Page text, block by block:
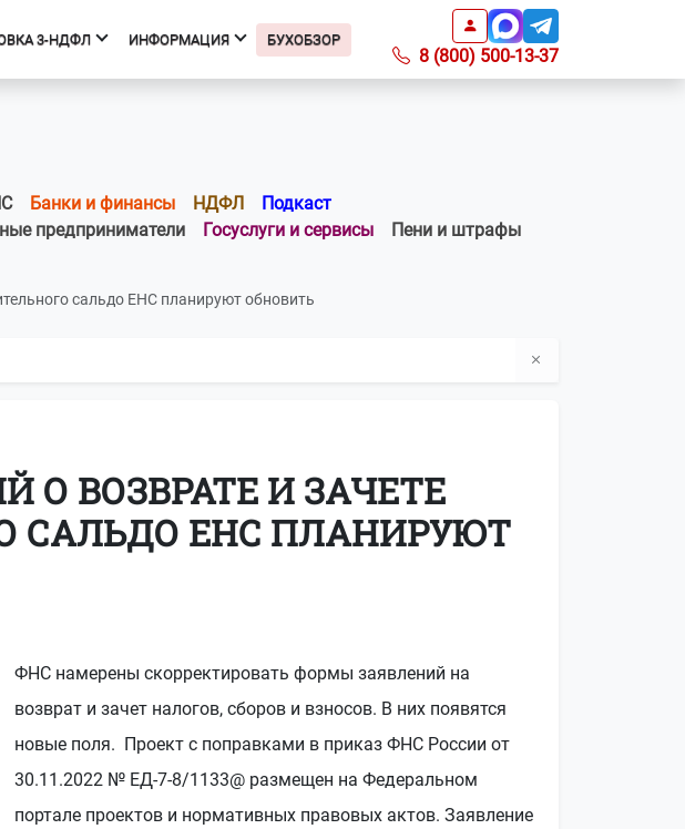
3-НДФЛ ИНФОРМАЦИЯ БУХОБЗОР
8 (800) 500-13-37
вычет
Образцы заявлений
Получить доверенность
Список регионов с ПСН по
Банки и финансы НДФЛ
Подкаст
предприниматели Госуслуги и сервисы
Пени и штрафы
сальдо ЕНС планируют обновить
О ВОЗВРАТЕ И ЗАЧЕТЕ
САЛЬДО ЕНС ПЛАНИРУЮТ
ФНС намерены скорректировать формы заявлений на
возврат и зачет налогов, сборов и взносов. В них появятся
новые поля. Проект с поправками в приказ ФНС России от
30.11.2022 № ЕД-7-8/1133@ размещен на Федеральном
портале проектов и нормативных правовых актов. Заявление